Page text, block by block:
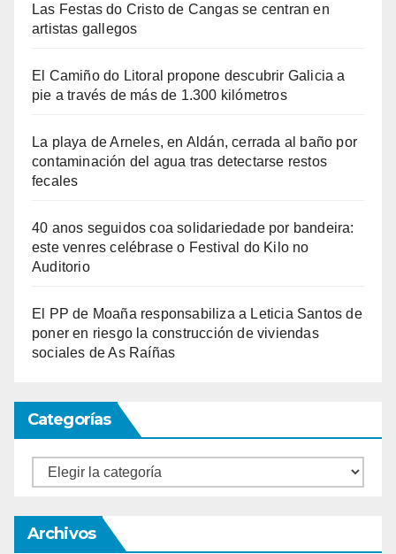
Las Festas do Cristo de Cangas se centran en
artistas gallegos
El Camiño do Litoral propone descubrir Galicia a
pie a través de más de 1.300 kilómetros
La playa de Arneles, en Aldán, cerrada al baño por
contaminación del agua tras detectarse restos
fecales
40 anos seguidos coa solidariedade por bandeira:
este venres celébrase o Festival do Kilo no
Auditorio
El PP de Moaña responsabiliza a Leticia Santos de
poner en riesgo la construcción de viviendas
sociales de As Raíñas
Categorías
Categorías
Archivos